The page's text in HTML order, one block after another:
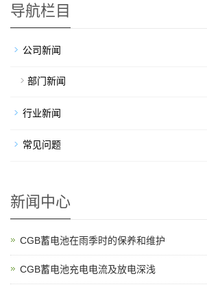
导航栏目
公司新闻
部门新闻
行业新闻
常见问题
新闻中心
CGB蓄电池在雨季时的保养和维护
CGB蓄电池充电电流及放电深浅